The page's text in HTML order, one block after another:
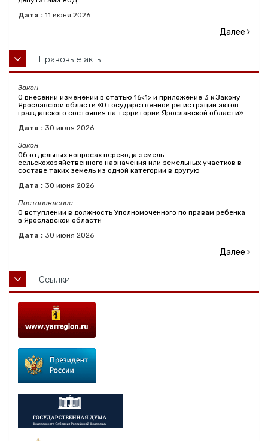
Дата : 11 июня 2026
Далее
Правовые акты
Закон
О внесении изменений в статью 16<1> и приложение 3 к Закону
Ярославской области «О государственной регистрации актов
гражданского состояния на территории Ярославской области»
Дата : 30 июня 2026
Закон
Об отдельных вопросах перевода земель
сельскохозяйственного назначения или земельных участков в
составе таких земель из одной категории в другую
Дата : 30 июня 2026
Постановление
О вступлении в должность Уполномоченного по правам ребенка
в Ярославской области
Дата : 30 июня 2026
Далее
Ссылки